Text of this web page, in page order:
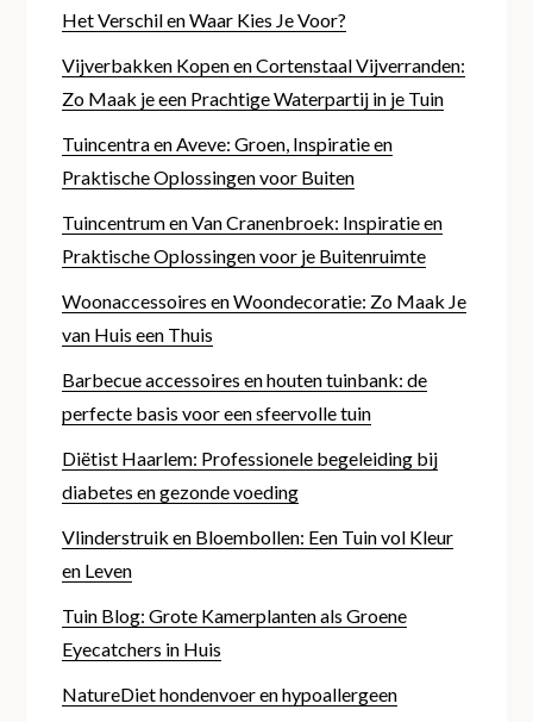
Het Verschil en Waar Kies Je Voor?
Vijverbakken Kopen en Cortenstaal Vijverranden:
Zo Maak je een Prachtige Waterpartij in je Tuin
Tuincentra en Aveve: Groen, Inspiratie en
Praktische Oplossingen voor Buiten
Tuincentrum en Van Cranenbroek: Inspiratie en
Praktische Oplossingen voor je Buitenruimte
Woonaccessoires en Woondecoratie: Zo Maak Je
van Huis een Thuis
Barbecue accessoires en houten tuinbank: de
perfecte basis voor een sfeervolle tuin
Diëtist Haarlem: Professionele begeleiding bij
diabetes en gezonde voeding
Vlinderstruik en Bloembollen: Een Tuin vol Kleur
en Leven
Tuin Blog: Grote Kamerplanten als Groene
Eyecatchers in Huis
NatureDiet hondenvoer en hypoallergeen